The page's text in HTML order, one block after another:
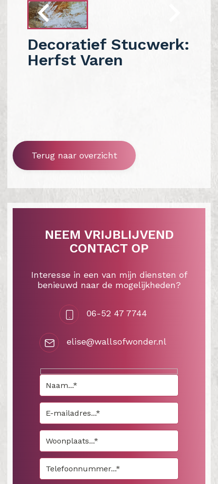
Decoratief Stucwerk:
Herfst Varen
Terug naar overzicht
NEEM VRIJBLIJVEND
CONTACT OP
Interesse in een van mijn diensten of
benieuwd naar de mogelijkheden?
06-52 47 7744
elise@wallsofwonder.nl